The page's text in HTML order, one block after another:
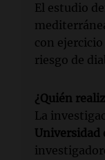
El estudio
con
riesgo de
¿Quién
La
Universidad